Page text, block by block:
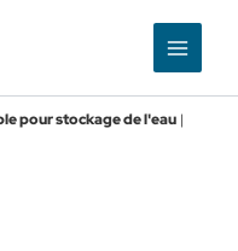
pour stockage de l'eau |